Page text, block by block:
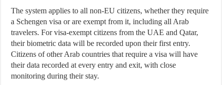
The system applies to all non-EU citizens, whether they require
a Schengen visa or are exempt from it, including all Arab
travelers. For visa-exempt citizens from the UAE and Qatar,
their biometric data will be recorded upon their first entry.
Citizens of other Arab countries that require a visa will have
their data recorded at every entry and exit, with close
monitoring during their stay.